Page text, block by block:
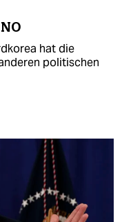
hat die
politischen